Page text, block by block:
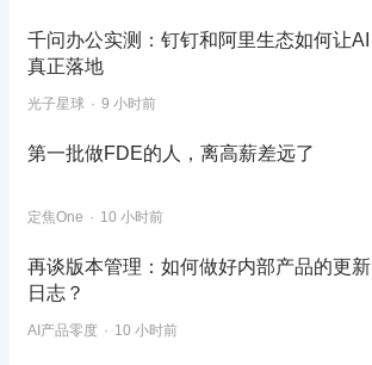
千问办公实测：钉钉和阿里生态如何让AI
真正落地
光子星球 9 小时前
第一批做FDE的人，离高薪差远了
定焦One 10 小时前
再谈版本管理：如何做好内部产品的更新
日志？
AI产品零度 10 小时前